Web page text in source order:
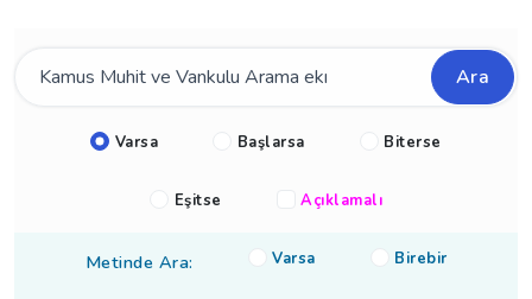
Ara
Varsa Başlarsa Biterse
Eşitse Açıklamalı
Metinde Ara: Varsa Birebir